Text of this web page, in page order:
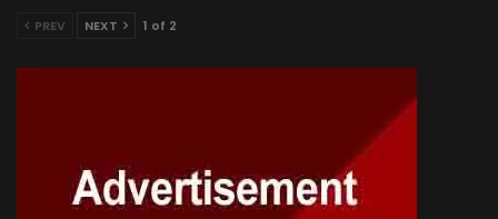
PREV NEXT 1 of 2